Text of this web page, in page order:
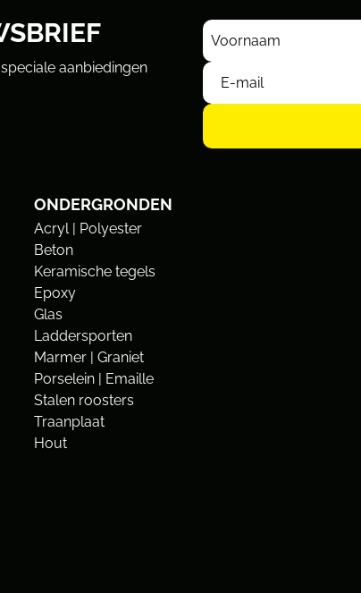
aanbiedingen
ONDERGRONDEN
Acryl | Polyester
Beton
Keramische tegels
Epoxy
Glas
Laddersporten
Marmer | Graniet
Porselein | Emaille
Stalen roosters
Traanplaat
Hout